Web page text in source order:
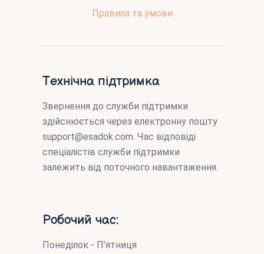
Правила та умови
Технічна підтримка
Звернення до служби підтримки
здійснюється через електронну пошту
support@esadok.com. Час відповіді
спеціалістів служби підтримки
залежить від поточного навантаження.
Робочий час:
Понеділок - П’ятниця